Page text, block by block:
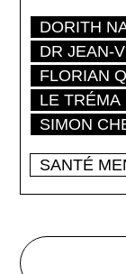
DORITH
DR JEAN-
FLORIAN
LE TRÉMA
SIMON
SANTÉ